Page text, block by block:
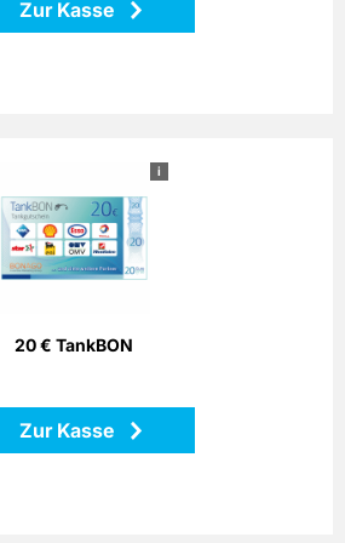
Zur Kasse
i
20 € TankBON
Zur Kasse
mit dem Bonago-Tankgutschein. Der
ist einlösbar per Telefon, Postalisch
gegen Gutschein an zahlreichen